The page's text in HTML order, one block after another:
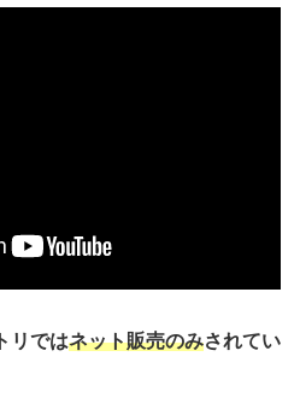
リではネット販売のみされてい